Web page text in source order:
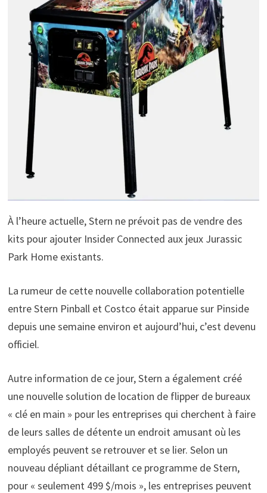
À l’heure actuelle, Stern ne prévoit pas de vendre des
kits pour ajouter Insider Connected aux jeux Jurassic
Park Home existants.
La rumeur de cette nouvelle collaboration potentielle
entre Stern Pinball et Costco était apparue sur Pinside
depuis une semaine environ et aujourd’hui, c’est devenu
officiel.
Autre information de ce jour, Stern a également créé
une nouvelle solution de location de flipper de bureaux
« clé en main » pour les entreprises qui cherchent à faire
de leurs salles de détente un endroit amusant où les
employés peuvent se retrouver et se lier. Selon un
nouveau dépliant détaillant ce programme de Stern,
pour « seulement 499 $/mois », les entreprises peuvent